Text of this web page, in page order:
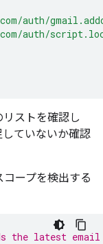
auth/
auth/
ストを確認し
ていないか確認
ープを検出する
the latest